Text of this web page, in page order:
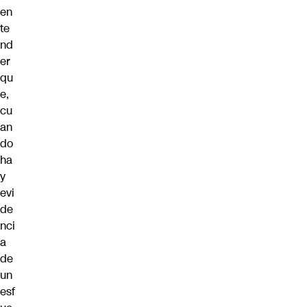
en
te
nd
er
qu
e,
cu
an
do
ha
y
evi
de
nci
a
de
un
esf